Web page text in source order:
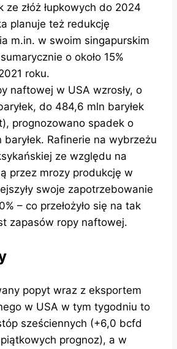
ze złóż łupkowych do 2024
planuje też redukcję
m.in. w swoim singapurskim
o około 15%
roku.
naftowej w USA wzrosły, o
do 484,6 mln baryłek
prognozowano spadek o
Rafinerie na wybrzeżu
ze względu na
przez mrozy produkcję w
swoje zapotrzebowanie
– co przełożyło się na tak
zapasów ropy naftowej.
popyt wraz z eksportem
w USA w tym tygodniu to
sześciennych (+6,0 bcfd
prognoz), a w